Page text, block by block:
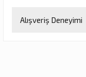
konularda yetersiz
Alışveriş Deneyimi